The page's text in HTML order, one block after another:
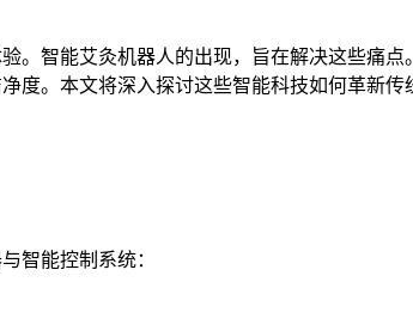
。智能艾灸机器人的出现，旨在解决这些痛
。本文将深入探讨这些智能科技如何革新传
智能控制系统：